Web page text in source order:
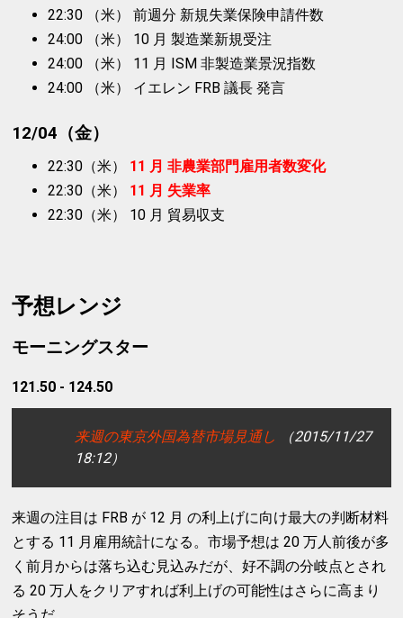
22:30 （米） 前週分 新規失業保険申請件数
24:00 （米） 10 月 製造業新規受注
24:00 （米） 11 月 ISM 非製造業景況指数
24:00 （米） イエレン FRB 議長 発言
12/04（金）
22:30（米） 11 月 非農業部門雇用者数変化
22:30（米） 11 月 失業率
22:30（米） 10 月 貿易収支
予想レンジ
モーニングスター
121.50 - 124.50
来週の東京外国為替市場見通し
（2015/11/27
18:12）
来週の注目は FRB が 12 月 の利上げに向け最大の判断材料
とする 11 月雇用統計になる。市場予想は 20 万人前後が多
く前月からは落ち込む見込みだが、好不調の分岐点とされ
る 20 万人をクリアすれば利上げの可能性はさらに高まり
そうだ。